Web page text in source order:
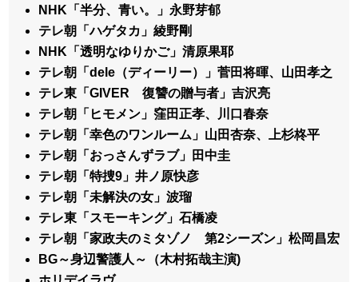
NHK「半分、青い。」永野芽郁
テレ朝「ハゲタカ」綾野剛
NHK「透明なゆりかご」清原果耶
テレ朝「dele（ディーリー）」菅田将暉、山田孝之
テレ東「GIVER 復讐の贈与者」吉沢亮
テレ朝「ヒモメン」窪田正孝、川口春奈
テレ朝「幸色のワンルーム」山田杏奈、上杉柊平
テレ朝「おっさんずラブ」田中圭
テレ朝「特捜9」井ノ原快彦
テレ朝「未解決の女」波瑠
テレ東「スモーキング」石橋凌
テレ朝「家政夫のミタゾノ 第2シーズン」松岡昌宏
BG～身辺警護人～（木村拓哉主演)